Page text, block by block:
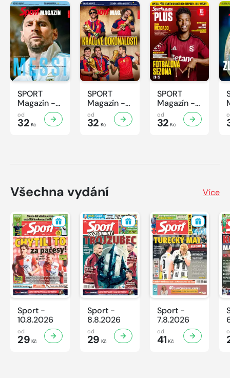
SPORT
Magazín -
32/2026
od
32 Kč
SPORT
Magazín -
31/2026
od
32 Kč
SPORT
Magazín -
30/2026
od
32 Kč
Všechna vydání Více
Sport -
10.8.2026
od
29 Kč
Sport -
8.8.2026
od
29 Kč
Sport -
7.8.2026
od
41 Kč